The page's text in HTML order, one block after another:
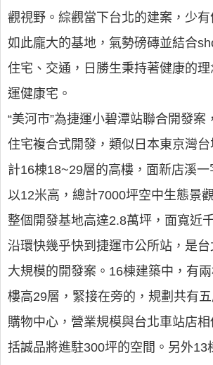
觀視野。綜觀當下台北的建案，少
如此龐大的基地，氣勢磅磚並結合
住宅、交通，日勝生秉持著健康的
運健康宅。
“美河市”為捷運小碧潭站聯合開發案
住宅複合式開發，類似日本東京灣
計16棟18~29層的高樓，面新店溪
以12米高，總計7000坪空中生態景
整個開發基地高達2.8萬坪，面寬近
沿環快幾乎快到捷運市公所站，是
大規模的開發案。16棟建築中，有兩
樓高29層，緊接在旁的，規劃共有
購物中心，營業規模與台北車站店
括誠品將進駐300坪的空間。另外13